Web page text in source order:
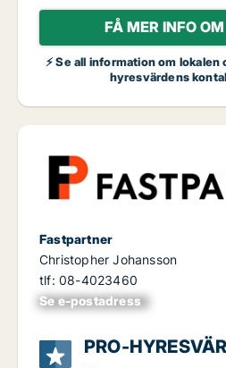
FÅ MER INFO
⚡ Se all information om
hyresvärdens
Fastpartner
Christopher Johansson
tlf: 08-4023460
Se e-postadress
xxxxxxxxxxxxxxx
PRO-